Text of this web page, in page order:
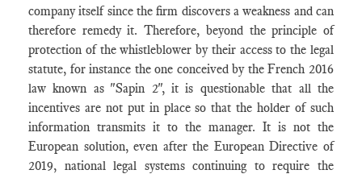
company itself since the firm discovers a weakness and can
therefore remedy it. Therefore, beyond the principle of
protection of the whistleblower by their access to the legal
statute, for instance the one conceived by the French 2016
law known as "Sapin 2", it is questionable that all the
incentives are not put in place so that the holder of such
information transmits it to the manager. It is not the
European solution, even after the European Directive of
2019, national legal systems continuing to require the